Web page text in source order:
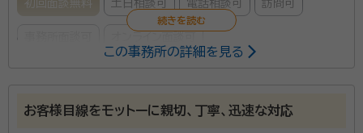
初回面談無料 土日相談可 電話相談可 訪問可
堤 正和
行政書士
この事務所の詳細を見る
お客様目線をモットーに親切、丁寧、迅速な対応